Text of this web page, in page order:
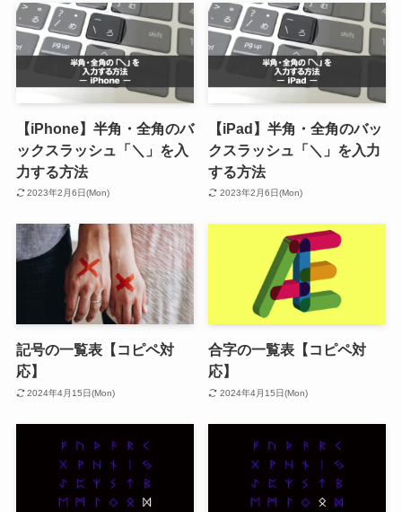
【iPhone】半角・全角のバ
ックスラッシュ「＼」を入
力する方法
2023年2月6日(Mon)
【iPad】半角・全角のバッ
クスラッシュ「＼」を入力
する方法
2023年2月6日(Mon)
記号の一覧表【コピペ対
応】
2024年4月15日(Mon)
合字の一覧表【コピペ対
応】
2024年4月15日(Mon)